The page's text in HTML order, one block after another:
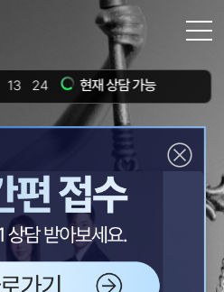
13 24 현재 상담 가능